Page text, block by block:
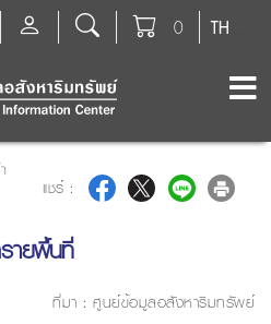
TH
0
แชร์ :
ายพื้นที่
ที่มา : ศูนย์ข้อมูลอสังหาริมทรัพย์